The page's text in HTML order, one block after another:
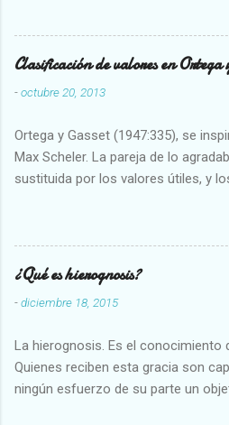
Clasificación de valores en Ortega
-octubre 20, 2013
Ortega y Gasset (1947:335), se
Max Scheler. La pareja de lo
sustituida por los valores útiles, y
Abundante-Escaso,etc 2 VITALES
Vulgar Enérgico-Inerte Fuerte-
Intelectuales Conocimiento-Error
Evidente-Probable,etc b) Morales
malvado Justo-Injusto Escrupuloso-
Armonioso-Inarmonioso 4
¿Qué es hierognosis?
-diciembre 18, 2015
La hierognosis. Es el conocimiento
Quienes reciben esta gracia son
ningún esfuerzo de su parte un